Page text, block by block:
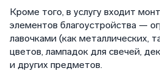
Кроме того, в услугу входит
элементов благоустройства —
лавочками (как металлических,
цветов, лампадок для свечей,
и других предметов.